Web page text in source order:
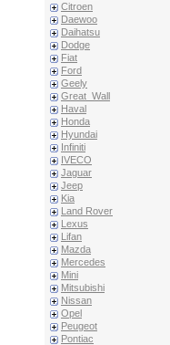
Citroen
Daewoo
Daihatsu
Dodge
Fiat
Ford
Geely
Great_Wall
Haval
Honda
Hyundai
Infiniti
IVECO
Jaguar
Jeep
Kia
Land Rover
Lexus
Lifan
Mazda
Mercedes
Mini
Mitsubishi
Nissan
Opel
Peugeot
Pontiac